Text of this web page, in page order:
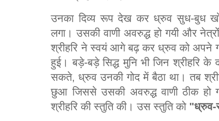
उनका दिव्य रूप देख कर ध्रुव सुध-बुध
लगा। उसकी वाणी अवरुद्ध हो गयी और
श्रीहरि ने स्वयं आगे बढ़ कर ध्रुव को अपने
हुई। बड़े-बड़े सिद्ध मुनि भी जिन श्रीहरि के
सकते, ध्रुव उनकी गोद में बैठा था। तब
छुआ जिससे उसकी अवरुद्ध वाणी ठीक हो
श्रीहरि की स्तुति की। उस स्तुति को "ध्रुव-